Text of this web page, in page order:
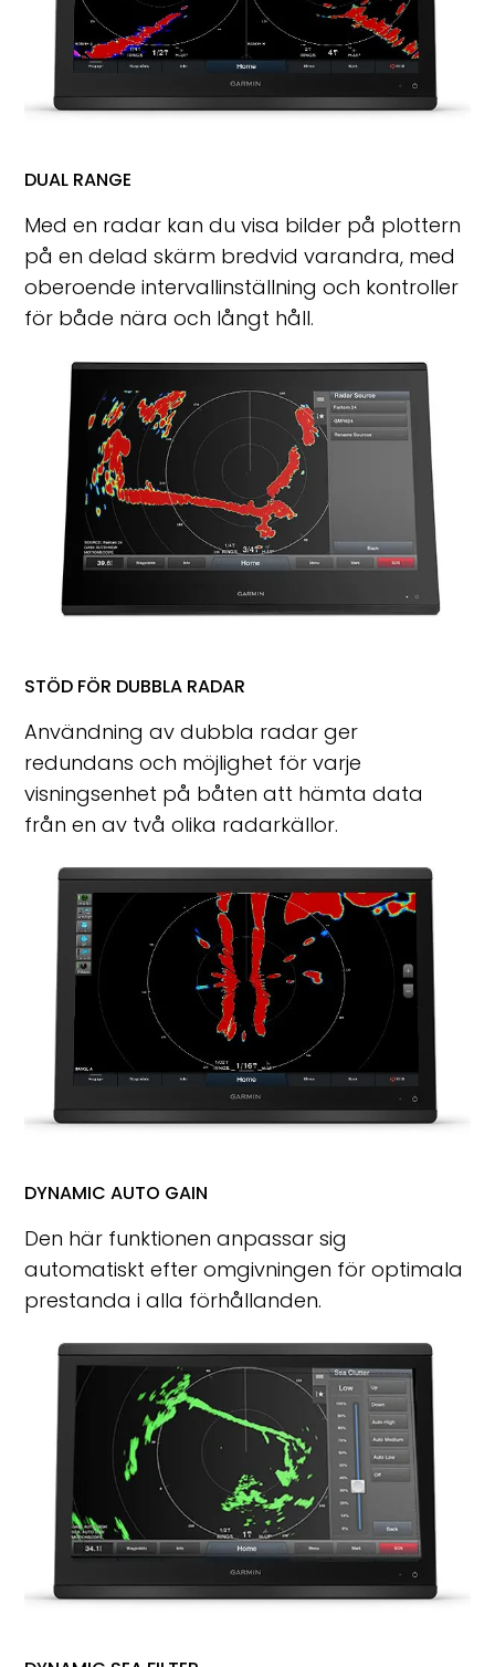
DUAL RANGE
Med en radar kan du visa bilder på plottern
på en delad skärm bredvid varandra, med
oberoende intervallinställning och kontroller
för både nära och långt håll.
STÖD FÖR DUBBLA RADAR
Användning av dubbla radar ger
redundans och möjlighet för varje
visningsenhet på båten att hämta data
från en av två olika radarkällor.
DYNAMIC AUTO GAIN
Den här funktionen anpassar sig
automatiskt efter omgivningen för optimala
prestanda i alla förhållanden.